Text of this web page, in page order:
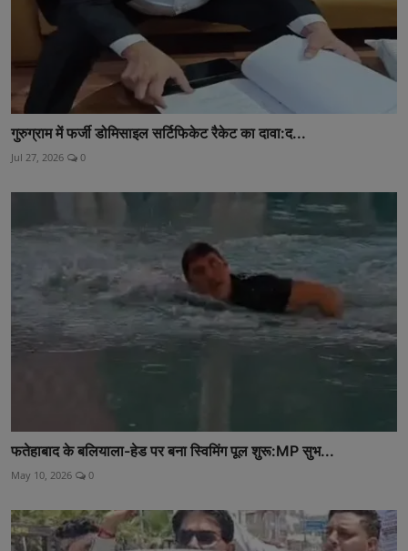
गुरुग्राम में फर्जी डोमिसाइल सर्टिफिकेट रैकेट का दावा:द...
Jul 27, 2026 0
फतेहाबाद के बलियाला-हेड पर बना स्विमिंग पूल शुरू:MP सुभ...
May 10, 2026 0